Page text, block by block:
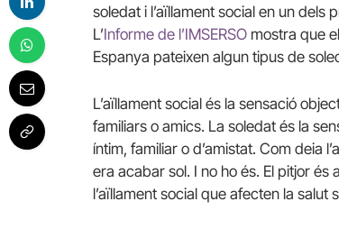
soledat i l’aïllament social en un
L’Informe de l’IMSERSO mostra que
Espanya pateixen algun tipus de
L’aïllament social és la sensació
familiars o amics. La soledat és la
íntim, familiar o d’amistat. Com deia
era acabar sol. I no ho és. El pitjor
l’aïllament social que afecten la